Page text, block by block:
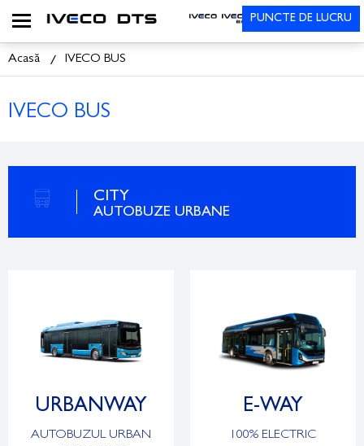
PUNCTE DE LUCRU
Acasă IVECO BUS
IVECO BUS
CITY
AUTOBUZE URBANE
URBANWAY
AUTOBUZUL URBAN
E-WAY
100% ELECTRIC